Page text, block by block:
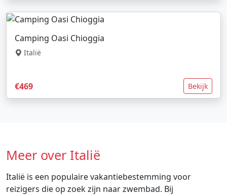
Camping Oasi Chioggia
Italië
€469 Bekijk
Meer over Italië
Italië is een populaire vakantiebestemming voor
reizigers die op zoek zijn naar zwembad. Bij